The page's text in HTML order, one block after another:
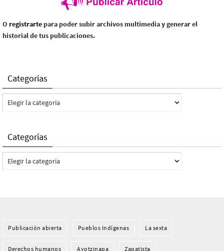
O registrarte para poder subir archivos multimedia y generar el
historial de tus publicaciones.
Categorías
Categorías
Categorías
Categorías
Publicación abierta Pueblos Indí­genas La sexta
Derechos humanos Ayotzinapa Zapatista